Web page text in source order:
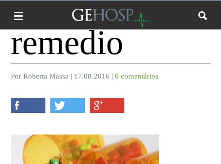
remedio
Por Roberta Massa | 17.08.2016 |0 comentários